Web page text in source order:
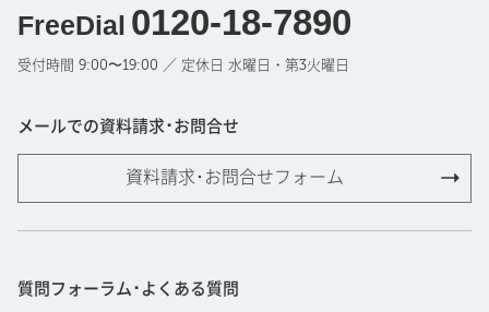
FreeDial 0120-18-7890
受付時間 9:00〜19:00 ／ 定休日 水曜日・第3火曜日
メールでの資料請求･お問合せ
資料請求･お問合せフォーム
質問フォーラム･よくある質問